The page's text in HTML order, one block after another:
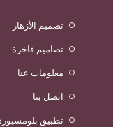
تصميم الأزهار
تصاميم فاخرة
معلومات عنا
اتصل بنا
تطبيق